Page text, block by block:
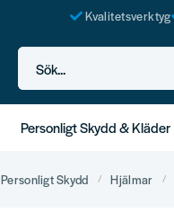
Kvalitetsverktyg
Sök...
Personligt Skydd & Kläder
Personligt Skydd Hjälmar